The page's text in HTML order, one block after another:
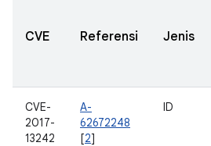
CVE Referensi Jenis
CVE-
2017-
13242
A-
62672248
[2]
ID